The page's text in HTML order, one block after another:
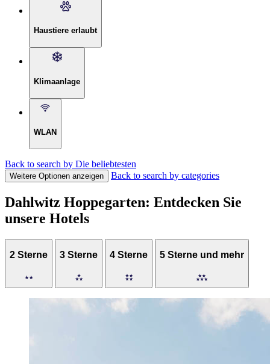
Haustiere erlaubt
Klimaanlage
WLAN
Back to search by Die beliebtesten
Weitere Optionen anzeigen Back to search by categories
Dahlwitz Hoppegarten: Entdecken Sie
unsere Hotels
2 Sterne 3 Sterne 4 Sterne 5 Sterne und mehr